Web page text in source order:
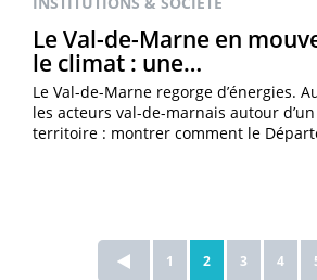
Le Val-de-Marne en
le climat : une…
Le Val-de-Marne regorge d’énergies.
les acteurs val-de-marnais autour
territoire : montrer comment le
1 2 3 4